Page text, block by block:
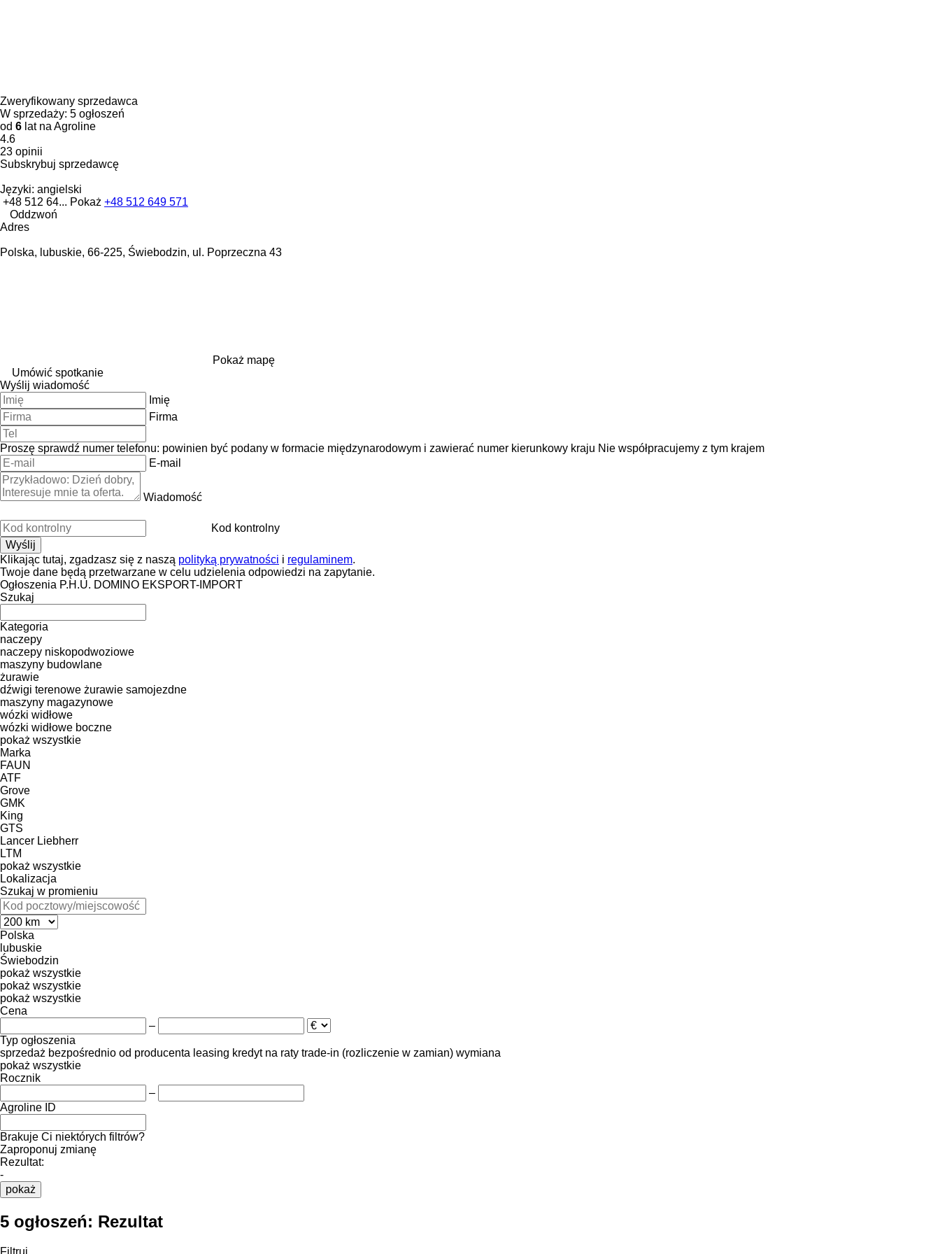
Zweryfikowany sprzedawca
W sprzedaży: 5 ogłoszeń
od 6 lat na Agroline
4.6
23 opinii
Subskrybuj sprzedawcę
Języki: angielski
+48 512 64... Pokaż +48 512 649 571
Oddzwoń
Adres
Polska, lubuskie, 66-225, Świebodzin, ul. Poprzeczna 43
Pokaż mapę
Umówić spotkanie
Wyślij wiadomość
Imię
Firma
Proszę sprawdź numer telefonu: powinien być podany w formacie międzynarodowym i zawierać numer kierunkowy kraju Nie współpracujemy z tym krajem
E-mail
Wiadomość
Kod kontrolny
Klikając tutaj, zgadzasz się z naszą polityką prywatności i regulaminem.
Twoje dane będą przetwarzane w celu udzielenia odpowiedzi na zapytanie.
Ogłoszenia P.H.U. DOMINO EKSPORT-IMPORT
Szukaj
Kategoria
naczepy
naczepy niskopodwoziowe
maszyny budowlane
żurawie
dźwigi terenowe żurawie samojezdne
maszyny magazynowe
wózki widłowe
wózki widłowe boczne
pokaż wszystkie
Marka
FAUN
ATF
Grove
GMK
King
GTS
Lancer Liebherr
LTM
pokaż wszystkie
Lokalizacja
Szukaj w promieniu
Polska
lubuskie
Świebodzin
pokaż wszystkie
pokaż wszystkie
pokaż wszystkie
Cena
–
Typ ogłoszenia
sprzedaż bezpośrednio od producenta leasing kredyt na raty trade-in (rozliczenie w zamian) wymiana
pokaż wszystkie
Rocznik
–
Agroline ID
Brakuje Ci niektórych filtrów?
Zaproponuj zmianę
Rezultat:
-
pokaż
5 ogłoszeń: Rezultat
Filtruj